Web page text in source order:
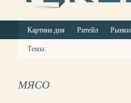
Картина дня Ритейл Рынки
Темы:
МЯСО